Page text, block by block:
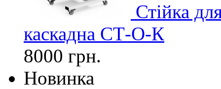
Стійка
каскадна СТ-О-К
8000 грн.
Новинка